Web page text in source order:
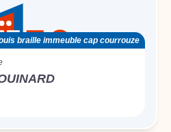
braille immeuble cap courrouze